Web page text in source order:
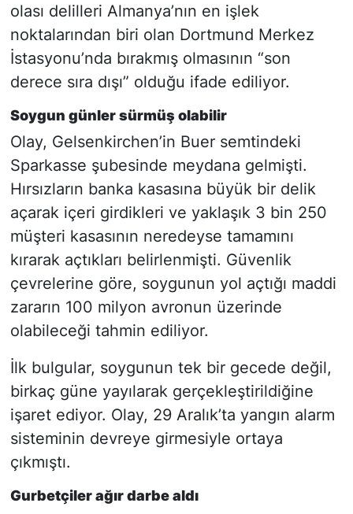
olası delilleri Almanya’nın en işlek
noktalarından biri olan Dortmund Merkez
İstasyonu’nda bırakmış olmasının “son
derece sıra dışı” olduğu ifade ediliyor.
Soygun günler sürmüş olabilir
Olay, Gelsenkirchen’in Buer semtindeki
Sparkasse şubesinde meydana gelmişti.
Hırsızların banka kasasına büyük bir delik
açarak içeri girdikleri ve yaklaşık 3 bin 250
müşteri kasasının neredeyse tamamını
kırarak açtıkları belirlenmişti. Güvenlik
çevrelerine göre, soygunun yol açtığı maddi
zararın 100 milyon avronun üzerinde
olabileceği tahmin ediliyor.
İlk bulgular, soygunun tek bir gecede değil,
birkaç güne yayılarak gerçekleştirildiğine
işaret ediyor. Olay, 29 Aralık’ta yangın alarm
sisteminin devreye girmesiyle ortaya
çıkmıştı.
Gurbetçiler ağır darbe aldı